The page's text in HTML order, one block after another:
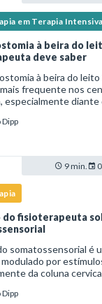
em Terapia Intensiva
à beira do
deve saber
à beira do
frequente nos
especialmente diante
mecânica
9 min.
do fisioterapeuta
somatossensorial é
por
da coluna
na avaliação e no